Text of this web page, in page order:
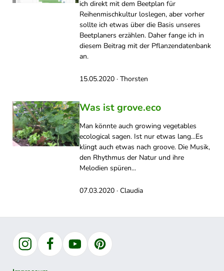
ich direkt mit dem Beetplan für
Reihenmischkultur loslegen, aber vorher
sollte ich etwas über die Basis unseres
Beetplaners erzählen. Daher fange ich in
diesem Beitrag mit der Pflanzendatenbank
an.
15.05.2020 · Thorsten
Was ist grove.eco
Man könnte auch growing vegetables
ecological sagen. Ist nur etwas lang...Es
klingt auch etwas nach groove. Die Musik,
den Rhythmus der Natur und ihre
Melodien spüren...
07.03.2020 · Claudia
InstagramFacebookYouTubePinterest